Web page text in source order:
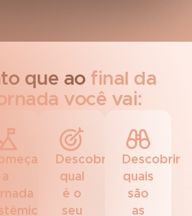
que ao final da
você vai:
a
Descobrir
qual
é o
seu
Descobrir
quais
são
as